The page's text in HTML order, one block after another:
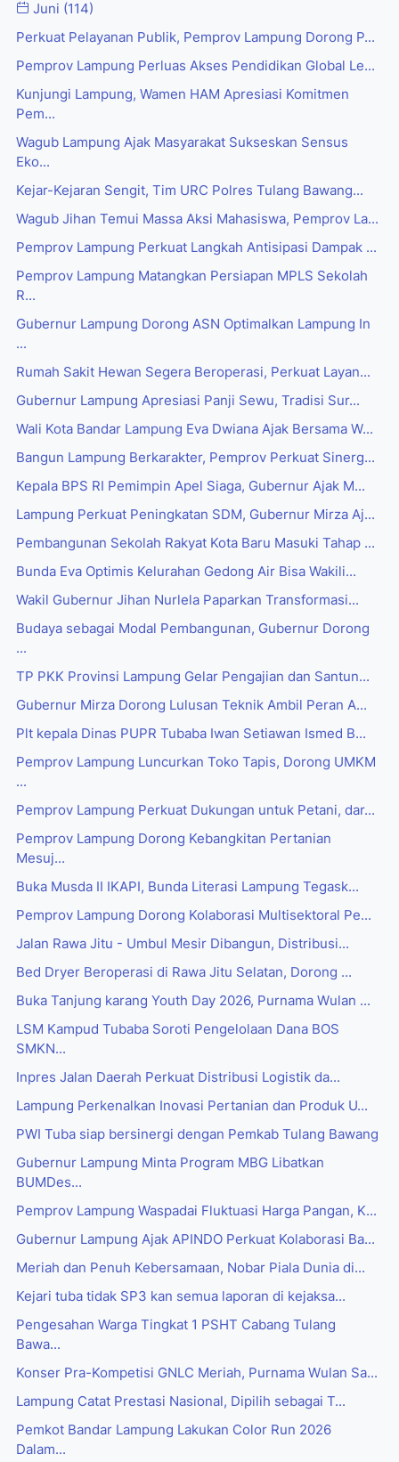
Juni (114)
Perkuat Pelayanan Publik, Pemprov Lampung Dorong P...
Pemprov Lampung Perluas Akses Pendidikan Global Le...
Kunjungi Lampung, Wamen HAM Apresiasi Komitmen
Pem...
Wagub Lampung Ajak Masyarakat Sukseskan Sensus
Eko...
Kejar-Kejaran Sengit, Tim URC Polres Tulang Bawang...
Wagub Jihan Temui Massa Aksi Mahasiswa, Pemprov La...
Pemprov Lampung Perkuat Langkah Antisipasi Dampak ...
Pemprov Lampung Matangkan Persiapan MPLS Sekolah
R...
Gubernur Lampung Dorong ASN Optimalkan Lampung In
...
Rumah Sakit Hewan Segera Beroperasi, Perkuat Layan...
Gubernur Lampung Apresiasi Panji Sewu, Tradisi Sur...
Wali Kota Bandar Lampung Eva Dwiana Ajak Bersama W...
Bangun Lampung Berkarakter, Pemprov Perkuat Sinerg...
Kepala BPS RI Pemimpin Apel Siaga, Gubernur Ajak M...
Lampung Perkuat Peningkatan SDM, Gubernur Mirza Aj...
Pembangunan Sekolah Rakyat Kota Baru Masuki Tahap ...
Bunda Eva Optimis Kelurahan Gedong Air Bisa Wakili...
Wakil Gubernur Jihan Nurlela Paparkan Transformasi...
Budaya sebagai Modal Pembangunan, Gubernur Dorong
...
TP PKK Provinsi Lampung Gelar Pengajian dan Santun...
Gubernur Mirza Dorong Lulusan Teknik Ambil Peran A...
Plt kepala Dinas PUPR Tubaba Iwan Setiawan Ismed B...
Pemprov Lampung Luncurkan Toko Tapis, Dorong UMKM
...
Pemprov Lampung Perkuat Dukungan untuk Petani, dar...
Pemprov Lampung Dorong Kebangkitan Pertanian
Mesuj...
Buka Musda II IKAPI, Bunda Literasi Lampung Tegask...
Pemprov Lampung Dorong Kolaborasi Multisektoral Pe...
Jalan Rawa Jitu - Umbul Mesir Dibangun, Distribusi...
Bed Dryer Beroperasi di Rawa Jitu Selatan, Dorong ...
Buka Tanjung karang Youth Day 2026, Purnama Wulan ...
LSM Kampud Tubaba Soroti Pengelolaan Dana BOS
SMKN...
Inpres Jalan Daerah Perkuat Distribusi Logistik da...
Lampung Perkenalkan Inovasi Pertanian dan Produk U...
PWI Tuba siap bersinergi dengan Pemkab Tulang Bawang
Gubernur Lampung Minta Program MBG Libatkan
BUMDes...
Pemprov Lampung Waspadai Fluktuasi Harga Pangan, K...
Gubernur Lampung Ajak APINDO Perkuat Kolaborasi Ba...
Meriah dan Penuh Kebersamaan, Nobar Piala Dunia di...
Kejari tuba tidak SP3 kan semua laporan di kejaksa...
Pengesahan Warga Tingkat 1 PSHT Cabang Tulang
Bawa...
Konser Pra-Kompetisi GNLC Meriah, Purnama Wulan Sa...
Lampung Catat Prestasi Nasional, Dipilih sebagai T...
Pemkot Bandar Lampung Lakukan Color Run 2026
Dalam...